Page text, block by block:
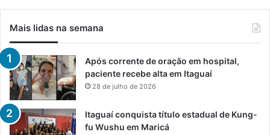
Mais lidas na semana
Após corrente de oração em hospital,
paciente recebe alta em Itaguaí
28 de julho de 2026
Itaguaí conquista título estadual de Kung-
fu Wushu em Maricá